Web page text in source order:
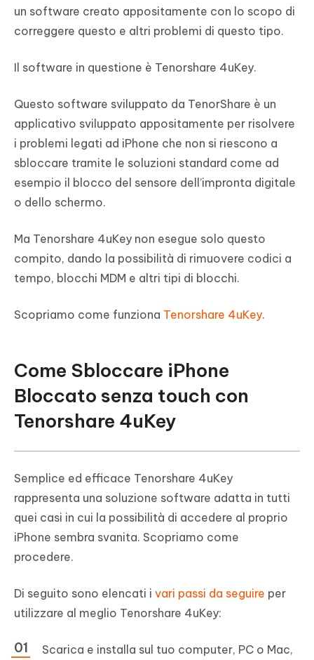
un software creato appositamente con lo scopo di
correggere questo e altri problemi di questo tipo.
Il software in questione è Tenorshare 4uKey.
Questo software sviluppato da TenorShare è un
applicativo sviluppato appositamente per risolvere
i problemi legati ad iPhone che non si riescono a
sbloccare tramite le soluzioni standard come ad
esempio il blocco del sensore dell’impronta digitale
o dello schermo.
Ma Tenorshare 4uKey non esegue solo questo
compito, dando la possibilità di rimuovere codici a
tempo, blocchi MDM e altri tipi di blocchi.
Scopriamo come funziona Tenorshare 4uKey.
Come Sbloccare iPhone
Bloccato senza touch con
Tenorshare 4uKey
Semplice ed efficace Tenorshare 4uKey
rappresenta una soluzione software adatta in tutti
quei casi in cui la possibilità di accedere al proprio
iPhone sembra svanita. Scopriamo come
procedere.
Di seguito sono elencati i vari passi da seguire per
utilizzare al meglio Tenorshare 4uKey:
Scarica e installa sul tuo computer, PC o Mac,